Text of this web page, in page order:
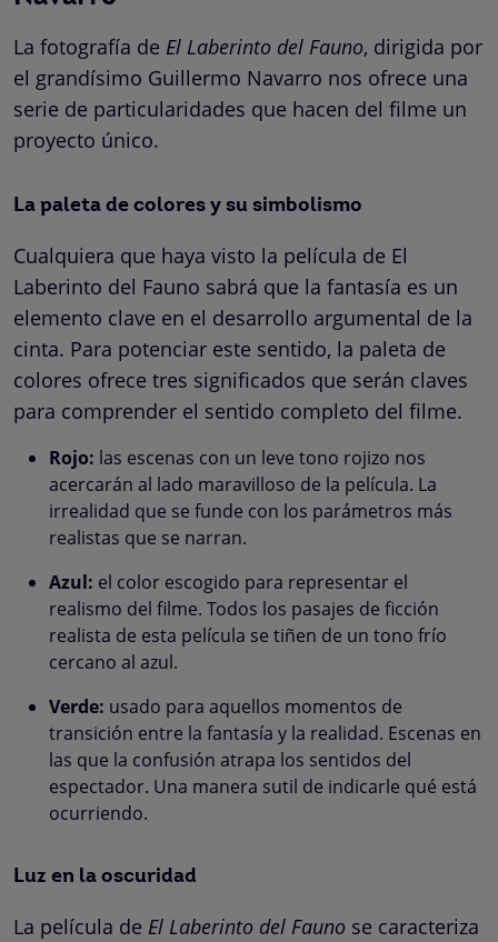
La fotografía de El Laberinto del Fauno, dirigida por
el grandísimo Guillermo Navarro nos ofrece una
serie de particularidades que hacen del filme un
proyecto único.
La paleta de colores y su simbolismo
Cualquiera que haya visto la película de El
Laberinto del Fauno sabrá que la fantasía es un
elemento clave en el desarrollo argumental de la
cinta. Para potenciar este sentido, la paleta de
colores ofrece tres significados que serán claves
para comprender el sentido completo del filme.
Rojo: las escenas con un leve tono rojizo nos
acercarán al lado maravilloso de la película. La
irrealidad que se funde con los parámetros más
realistas que se narran.
Azul: el color escogido para representar el
realismo del filme. Todos los pasajes de ficción
realista de esta película se tiñen de un tono frío
cercano al azul.
Verde: usado para aquellos momentos de
transición entre la fantasía y la realidad. Escenas en
las que la confusión atrapa los sentidos del
espectador. Una manera sutil de indicarle qué está
ocurriendo.
Luz en la oscuridad
La película de El Laberinto del Fauno se caracteriza